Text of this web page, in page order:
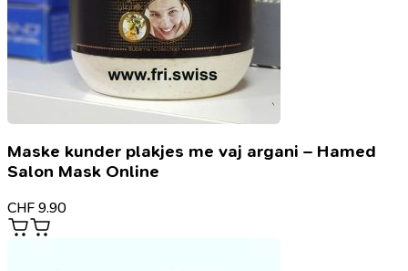
Maske kunder plakjes me vaj argani – Hamed
Salon Mask Online
CHF 9.90